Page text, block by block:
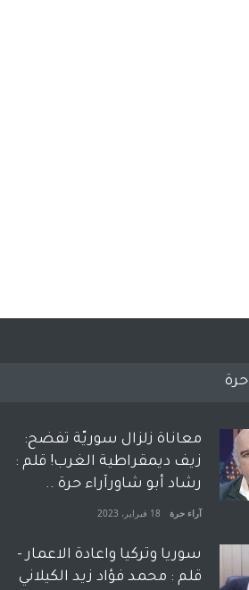
حرة
معاناة زلزال سوريّة تفضح:
زيف ديمقراطية الغرب! قلم :
رشاد أبو شاورآراء حرة ..
آراء حرة 18 فبراير، 2023
سوريا وتركيا واعادة الاعمار -
قلم : محمد فؤاد زيد الكيلاني